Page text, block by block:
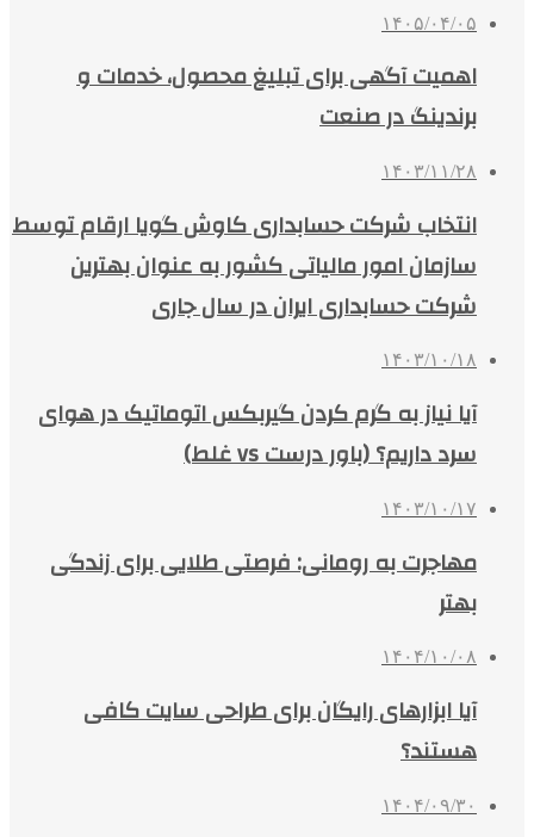
۱۴۰۵/۰۴/۰۵
اهمیت آگهی برای تبلیغ محصول، خدمات و
برندینگ در صنعت
۱۴۰۳/۱۱/۲۸
انتخاب شرکت حسابداری کاوش گویا ارقام توسط
سازمان امور مالیاتی کشور به عنوان بهترین
شرکت حسابداری ایران در سال جاری
۱۴۰۳/۱۰/۱۸
آیا نیاز به گرم کردن گیربکس اتوماتیک در هوای
سرد داریم؟ (باور درست vs غلط)
۱۴۰۳/۱۰/۱۷
مهاجرت به رومانی: فرصتی طلایی برای زندگی
بهتر
۱۴۰۴/۱۰/۰۸
آیا ابزارهای رایگان برای طراحی سایت کافی
هستند؟
۱۴۰۴/۰۹/۳۰